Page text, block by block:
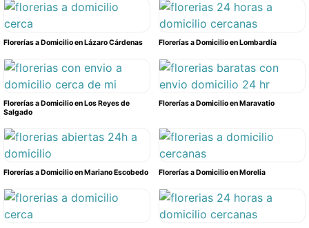
Florerías a Domicilio en Lázaro Cárdenas Florerías a Domicilio en Lombardía
Florerías a Domicilio en Los Reyes de
Salgado
Florerías a Domicilio en Maravatio
Florerías a Domicilio en Mariano Escobedo Florerías a Domicilio en Morelia